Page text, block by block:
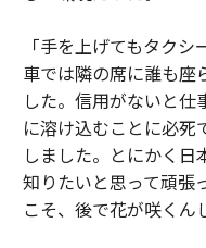
「手を上げてもタク
車では隣の席に誰も座
した。信用がないと
に溶け込むことに必死
しました。とにかく日
知りたいと思って頑張
こそ、後で花が咲くん